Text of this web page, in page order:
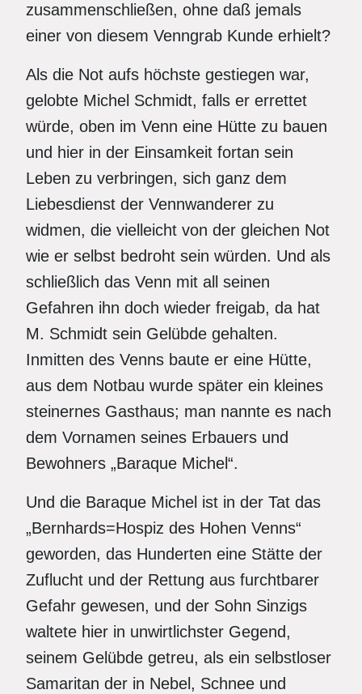
zusammenschließen, ohne daß jemals
einer von diesem Venngrab Kunde erhielt?
Als die Not aufs höchste gestiegen war,
gelobte Michel Schmidt, falls er errettet
würde, oben im Venn eine Hütte zu bauen
und hier in der Einsamkeit fortan sein
Leben zu verbringen, sich ganz dem
Liebesdienst der Vennwanderer zu
widmen, die vielleicht von der gleichen Not
wie er selbst bedroht sein würden. Und als
schließlich das Venn mit all seinen
Gefahren ihn doch wieder freigab, da hat
M. Schmidt sein Gelübde gehalten.
Inmitten des Venns baute er eine Hütte,
aus dem Notbau wurde später ein kleines
steinernes Gasthaus; man nannte es nach
dem Vornamen seines Erbauers und
Bewohners „Baraque Michel“.
Und die Baraque Michel ist in der Tat das
„Bernhards=Hospiz des Hohen Venns“
geworden, das Hunderten eine Stätte der
Zuflucht und der Rettung aus furchtbarer
Gefahr gewesen, und der Sohn Sinzigs
waltete hier in unwirtlichster Gegend,
seinem Gelübde getreu, als ein selbstloser
Samaritan der in Nebel, Schnee und